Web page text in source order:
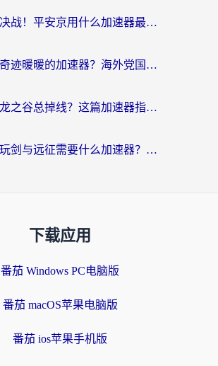
在欧洲玩决战！平安京用什么加速器最好用？2026实测有效的国服游戏加速指南
有没有打奇迹暖暖的加速器？海外党国服游戏畅玩不卡顿的秘密
在国外玩龙之谷总掉线？这篇加速器指南帮你告别延迟卡顿！
人在国外玩剑与远征需要什么加速器？老玩家亲测的避坑指南来了
下载应用
番茄 Windows PC电脑版
番茄 macOS苹果电脑版
番茄 ios苹果手机版